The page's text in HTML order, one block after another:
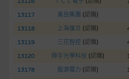
13117
東岳集團 (認購)
13118
上海復旦 (認購)
13119
三花智控 (認購)
13120
舜宇光學科技 (認購)
13178
龍源電力 (認購)
整、合時及準確，對任何因任何形式(
錯誤、失實、遺漏、或任何人士對網
或損毀，亦一概不會承擔責任或債務。
本使用條款的所有方面均受香港法例管